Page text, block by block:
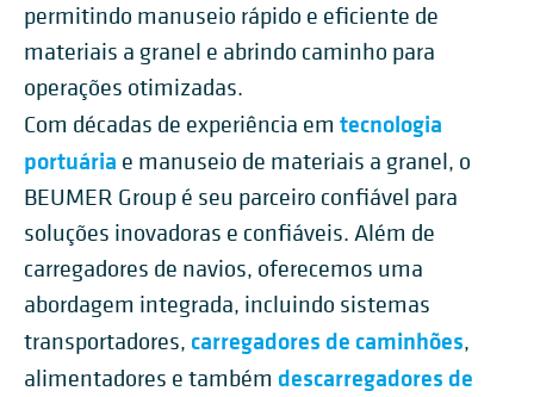
permitindo manuseio rápido e eficiente de
materiais a granel e abrindo caminho para
operações otimizadas.
Com décadas de experiência em tecnologia
portuária e manuseio de materiais a granel, o
BEUMER Group é seu parceiro confiável para
soluções inovadoras e confiáveis. Além de
carregadores de navios, oferecemos uma
abordagem integrada, incluindo sistemas
transportadores, carregadores de caminhões,
alimentadores e também descarregadores de